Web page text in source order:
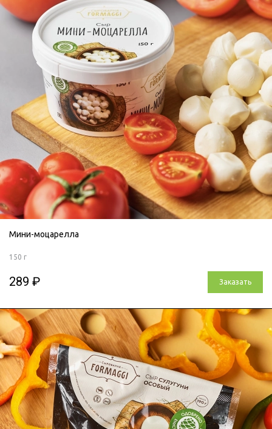
Мини-моцарелла
150 г
289 ₽ Заказать